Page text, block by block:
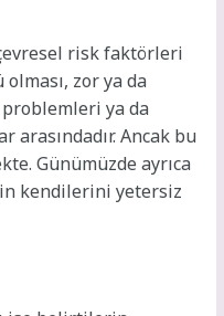
risk faktörleri
zor ya da
ya da
arasındadır. Ancak bu
Günümüzde ayrıca
kendilerini yetersiz